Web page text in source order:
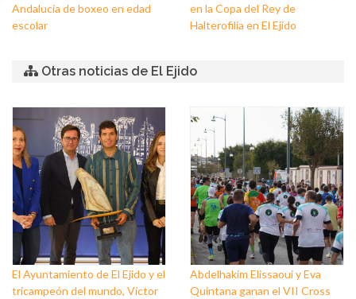
Andalucía de boxeo en edad
escolar
en la Copa del Rey de
Halterofilia en El Ejido
Otras noticias de El Ejido
El Ayuntamiento de El Ejido y el
tricampeón del mundo, Víctor
Abdelhakim Elissaoui y Eva
Quintana ganan el VII Cross